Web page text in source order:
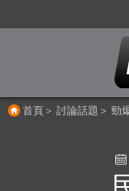
首頁 ＞ 討論話題 ＞ 勁